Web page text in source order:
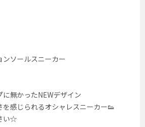
ソールスニーカー
無かったNEWデザイン
感じられるオシャレスニーカー👟
い☆